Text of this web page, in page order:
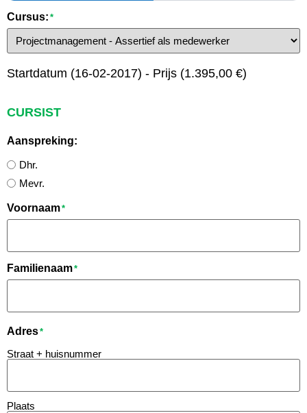
Cursus: *
Startdatum (16-02-2017) - Prijs (1.395,00 €)
CURSIST
Aanspreking:
Dhr.
Mevr.
Voornaam*
Familienaam*
Adres*
Straat + huisnummer
Plaats